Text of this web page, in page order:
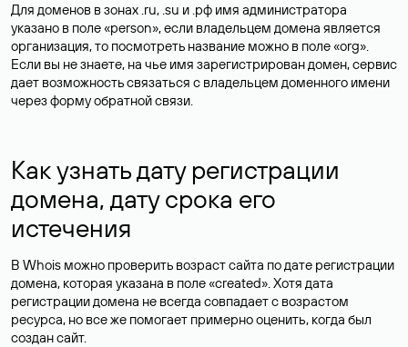
Для доменов в зонах .ru, .su и .рф имя администратора
указано в поле «person», если владельцем домена является
организация, то посмотреть название можно в поле «org».
Если вы не знаете, на чье имя зарегистрирован домен, сервис
дает возможность связаться с владельцем доменного имени
через форму обратной связи.
Как узнать дату регистрации
домена, дату срока его
истечения
В Whois можно проверить возраст сайта по дате регистрации
домена, которая указана в поле «created». Хотя дата
регистрации домена не всегда совпадает с возрастом
ресурса, но все же помогает примерно оценить, когда был
создан сайт.